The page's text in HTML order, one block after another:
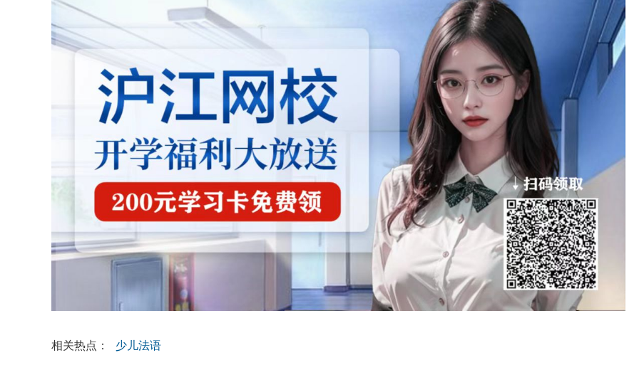
相关热点： 少儿法语